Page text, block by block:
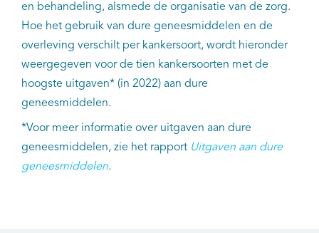
en behandeling, alsmede de organisatie van de zorg.
Hoe het gebruik van dure geneesmiddelen en de
overleving verschilt per kankersoort, wordt hieronder
weergegeven voor de tien kankersoorten met de
hoogste uitgaven* (in 2022) aan dure
geneesmiddelen.
*Voor meer informatie over uitgaven aan dure
geneesmiddelen, zie het rapport Uitgaven aan dure
geneesmiddelen.